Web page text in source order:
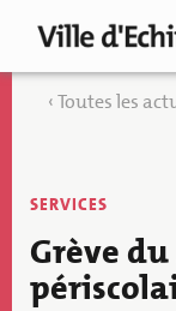
principal
Toutes les
Thématique
actu
SERVICES
Grève